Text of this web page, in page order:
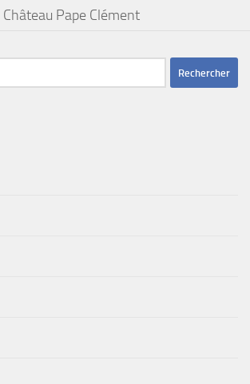
Château Pape Clément